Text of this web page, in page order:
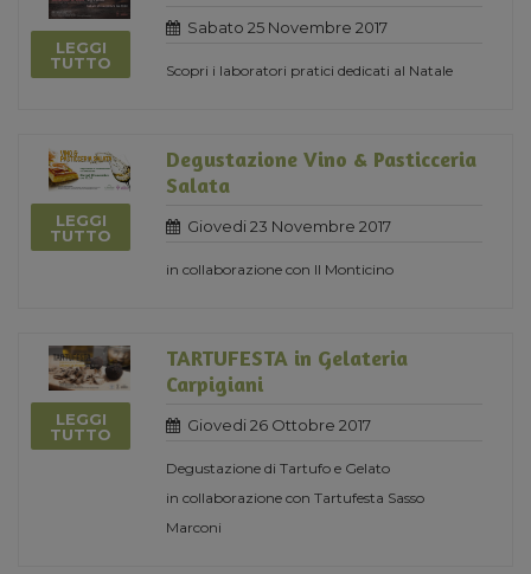
LEGGI
TUTTO
Sabato 25 Novembre 2017
Scopri i laboratori pratici dedicati al Natale
LEGGI
TUTTO
Degustazione Vino & Pasticceria
Salata
Giovedi 23 Novembre 2017
in collaborazione con Il Monticino
LEGGI
TUTTO
TARTUFESTA in Gelateria
Carpigiani
Giovedi 26 Ottobre 2017
Degustazione di Tartufo e Gelato
in collaborazione con Tartufesta Sasso
Marconi